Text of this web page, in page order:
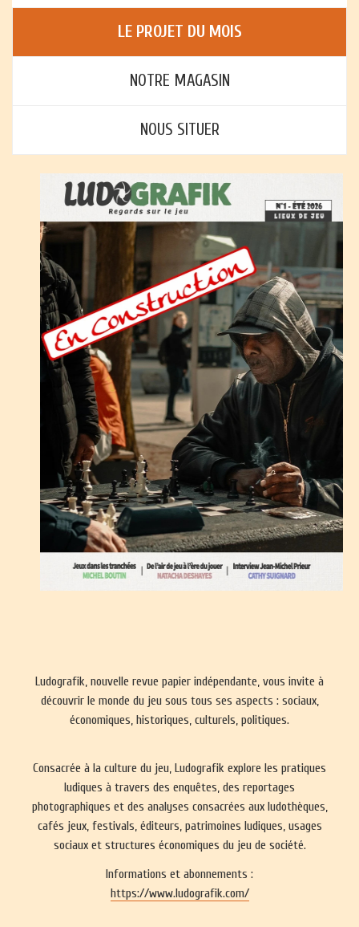
LE PROJET DU MOIS
NOTRE MAGASIN
NOUS SITUER
Ludografik, nouvelle revue papier indépendante, vous invite à
découvrir le monde du jeu sous tous ses aspects : sociaux,
économiques, historiques, culturels, politiques.
Consacrée à la culture du jeu, Ludografik explore les pratiques
ludiques à travers des enquêtes, des reportages
photographiques et des analyses consacrées aux ludothèques,
cafés jeux, festivals, éditeurs, patrimoines ludiques, usages
sociaux et structures économiques du jeu de société.
Informations et abonnements :
https://www.ludografik.com/